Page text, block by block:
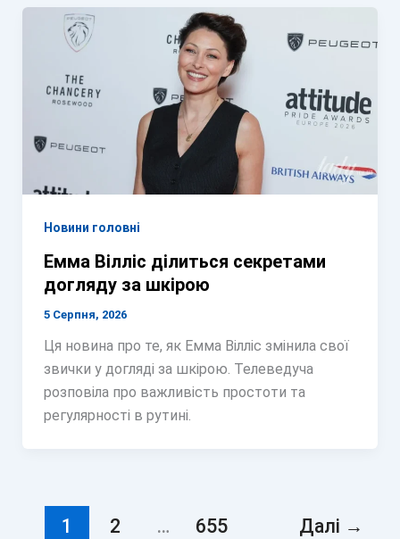
Новини головні
Емма Вілліс ділиться секретами
догляду за шкірою
5 Серпня, 2026
Ця новина про те, як Емма Вілліс змінила свої
звички у догляді за шкірою. Телеведуча
розповіла про важливість простоти та
регулярності в рутині.
1 2 … 655 Далі →